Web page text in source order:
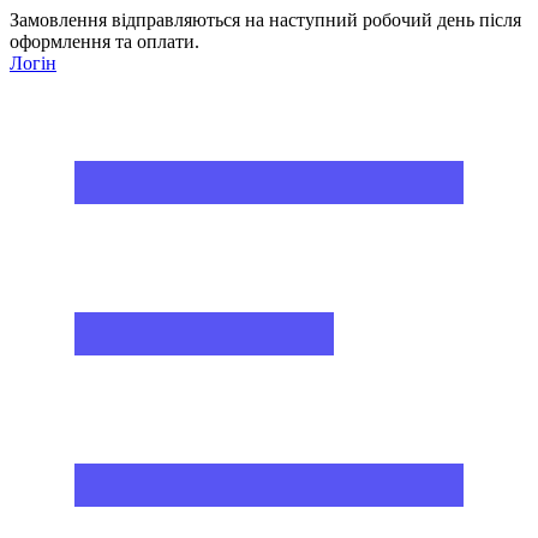
Замовлення відправляються на наступний робочий день після
оформлення та оплати.
Логін